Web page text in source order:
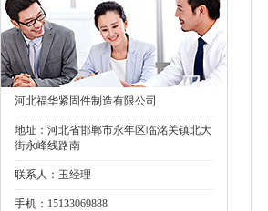
河北福华紧固件制造有限公司
地址：河北省邯郸市永年区临洺关镇北大
街永峰线路南
联系人：玉经理
手机：15133069888